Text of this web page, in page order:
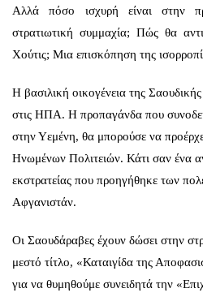
Αλλά πόσο ισχυρή είναι στην
στρατιωτική συμμαχία; Πώς θα
Χούτις; Μια επισκόπηση της
Η βασιλική οικογένεια της
στις ΗΠΑ. Η προπαγάνδα που
στην Υεμένη, θα μπορούσε να
Ηνωμένων Πολιτειών. Κάτι σαν ένα
εκστρατείας που προηγήθηκε των
Αφγανιστάν.
Οι Σαουδάραβες έχουν δώσει στην
μεστό τίτλο, «Καταιγίδα της
για να θυμηθούμε συνειδητά την